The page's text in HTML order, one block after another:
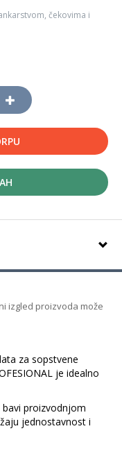
čekovima i
izgled proizvoda može
za sopstvene
je idealno
proizvodnjom
jednostavnost i